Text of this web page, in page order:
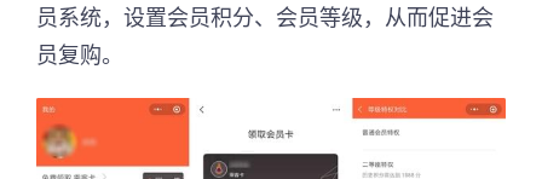
员系统，设置会员积分、会员等级，从而促进会
员复购。